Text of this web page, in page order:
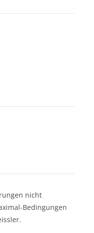
nicht
Bedingungen